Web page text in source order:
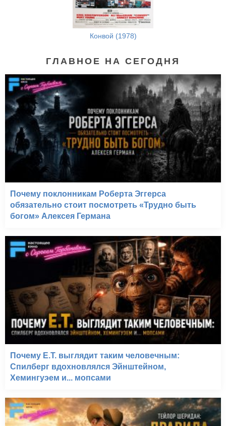
Конвой (1978)
ГЛАВНОЕ НА СЕГОДНЯ
Почему поклонникам Роберта Эггерса
обязательно стоит посмотреть «Трудно быть
богом» Алексея Германа
Почему E.T. выглядит таким человечным:
Спилберг вдохновлялся Эйнштейном,
Хемингуэем и... мопсами